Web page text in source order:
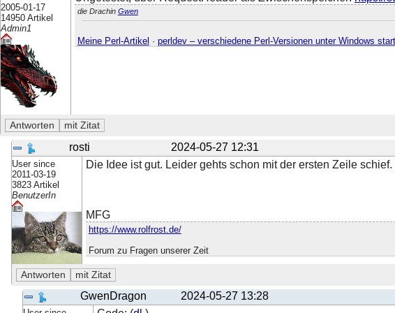
2005-01-17
14950 Artikel
Admin1
die Drachin Gwen
Meine Perl-Artikel · perldev – verschiedene Perl-Versionen unter Windows
rosti 2024-05-27 12:31
User since
2011-03-19
3823 Artikel
BenutzerIn
Die Idee ist gut. Leider gehts schon mit der ersten Zeile schief.
MFG
https://www.rolfrost.de/
Forum zu Fragen unserer Zeit
GwenDragon 2024-05-27 13:28